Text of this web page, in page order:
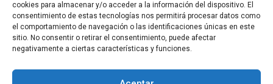
cookies para almacenar y/o acceder a la información del dispositivo. El
consentimiento de estas tecnologías nos permitirá procesar datos como
el comportamiento de navegación o las identificaciones únicas en este
sitio. No consentir o retirar el consentimiento, puede afectar
negativamente a ciertas características y funciones.
+ 56 9 7570 0853
ventas@maxing.cl